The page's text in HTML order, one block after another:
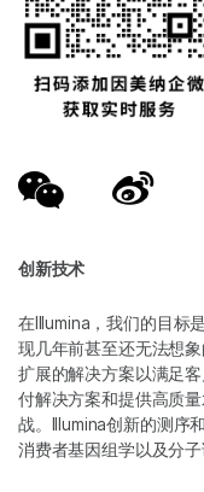
创新技术
在Illumina，我们的目标
现几年前甚至还无法想
扩展的解决方案以满足
付解决方案和提供高质
战。Illumina创新的测序
消费者基因组学以及分子